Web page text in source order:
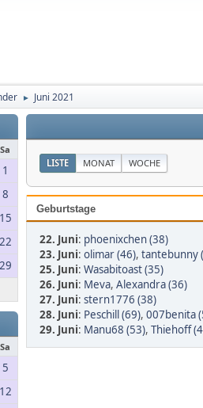
► Juni 2021
Sa
1
8
15
22
29
Sa
5
12
LISTE MONAT WOCHE
Geburtstage
22. Juni: phoenixchen (38)
23. Juni: olimar (46), tantebunny
25. Juni: Wasabitoast (35)
26. Juni: Meva, Alexandra (36)
27. Juni: stern1776 (38)
28. Juni: Peschill (69), 007benita
29. Juni: Manu68 (53), Thiehoff